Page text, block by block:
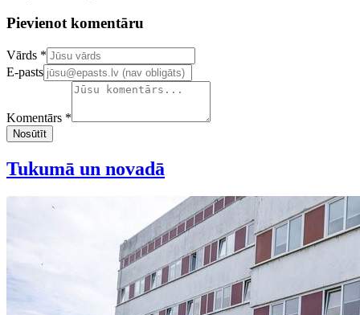
Pievienot komentāru
Confirm your email address
Vārds *
E-pasts
Komentārs *
Nosūtīt
Tukumā un novadā